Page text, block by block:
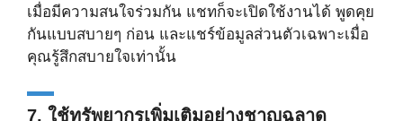
เมื่อมีความสนใจร่วมกัน แชทก็จะเปิดใช้งานได้ พูดคุย
กันแบบสบายๆ ก่อน และแชร์ข้อมูลส่วนตัวเฉพาะเมื่อ
คุณรู้สึกสบายใจเท่านั้น
7. ใช้ทรัพยากรเพิ่มเติมอย่างชาญฉลาด